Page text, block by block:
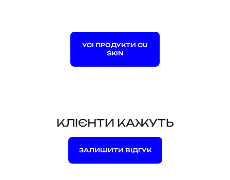
УСІ ПРОДУКТИ CU
SKIN
КЛІЄНТИ КАЖУТЬ
ЗАЛИШИТИ ВІДГУК